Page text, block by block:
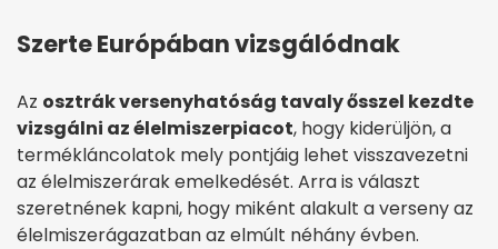
Szerte Európában vizsgálódnak
Az osztrák versenyhatóság tavaly ősszel kezdte
vizsgálni az élelmiszerpiacot, hogy kiderüljön, a
termékláncolatok mely pontjáig lehet visszavezetni
az élelmiszerárak emelkedését. Arra is választ
szeretnének kapni, hogy miként alakult a verseny az
élelmiszerágazatban az elmúlt néhány évben.